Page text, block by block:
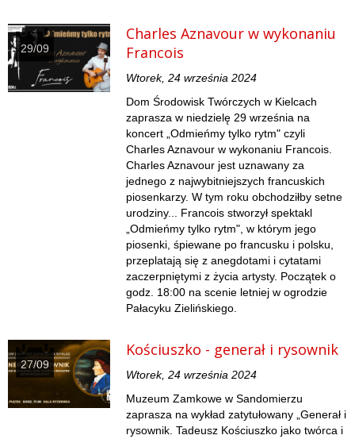
29/09
Charles Aznavour w wykonaniu
Francois
Wtorek, 24 września 2024
Dom Środowisk Twórczych w Kielcach
zaprasza w niedzielę 29 września na
koncert „Odmieńmy tylko rytm" czyli
Charles Aznavour w wykonaniu Francois.
Charles Aznavour jest uznawany za
jednego z najwybitniejszych francuskich
piosenkarzy. W tym roku obchodziłby setne
urodziny... Francois stworzył spektakl
„Odmieńmy tylko rytm", w którym jego
piosenki, śpiewane po francusku i polsku,
przeplatają się z anegdotami i cytatami
zaczerpniętymi z życia artysty. Początek o
godz. 18:00 na scenie letniej w ogrodzie
Pałacyku Zielińskiego.
27/09
Kościuszko - generał i rysownik
Wtorek, 24 września 2024
Muzeum Zamkowe w Sandomierzu
zaprasza na wykład zatytułowany „Generał i
rysownik. Tadeusz Kościuszko jako twórca i